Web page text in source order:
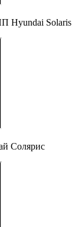
Hyundai Solaris
Солярис